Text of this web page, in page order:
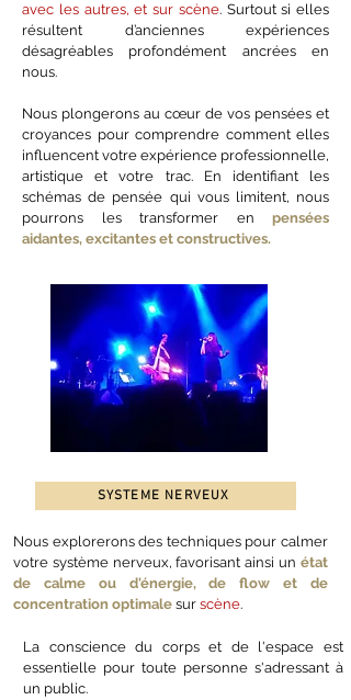
avec les autres, et sur scène. Surtout si elles
résultent d’anciennes expériences
désagréables profondément ancrées en
nous.
Nous plongerons au cœur de vos pensées et
croyances pour comprendre comment elles
influencent votre expérience professionnelle,
artistique et votre trac. En identifiant les
schémas de pensée qui vous limitent, nous
pourrons les transformer en pensées
aidantes, excitantes et constructives.
SYSTEME NERVEUX
Nous explorerons des techniques pour calmer
votre système nerveux, favorisant ainsi un état
de calme ou d'énergie, de flow et de
concentration optimale sur scène.
La conscience du corps et de l'espace est
essentielle pour toute personne s'adressant à
un public.